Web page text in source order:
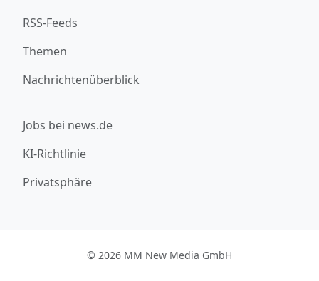
RSS-Feeds
Themen
Nachrichtenüberblick
Jobs bei news.de
KI-Richtlinie
Privatsphäre
© 2026 MM New Media GmbH